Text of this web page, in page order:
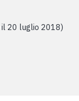
il 20 luglio 2018)